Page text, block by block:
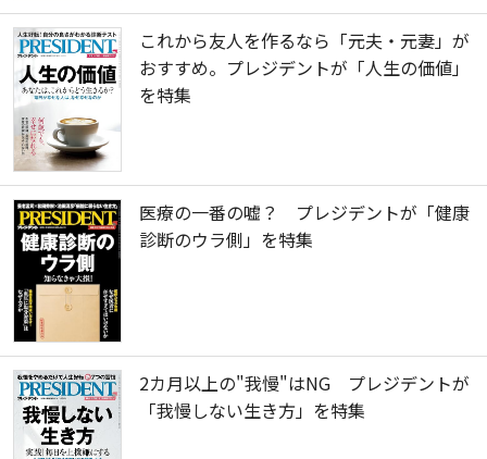
これから友人を作るなら「元夫・元妻」が
おすすめ。プレジデントが「人生の価値」
を特集
医療の一番の嘘？ プレジデントが「健康
診断のウラ側」を特集
2カ月以上の"我慢"はNG プレジデントが
「我慢しない生き方」を特集